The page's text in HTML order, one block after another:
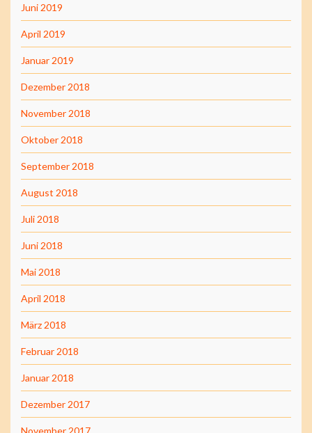
Juni 2019
April 2019
Januar 2019
Dezember 2018
November 2018
Oktober 2018
September 2018
August 2018
Juli 2018
Juni 2018
Mai 2018
April 2018
März 2018
Februar 2018
Januar 2018
Dezember 2017
November 2017